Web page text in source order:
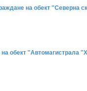
на обект "Северна
обект "Автомагистрала